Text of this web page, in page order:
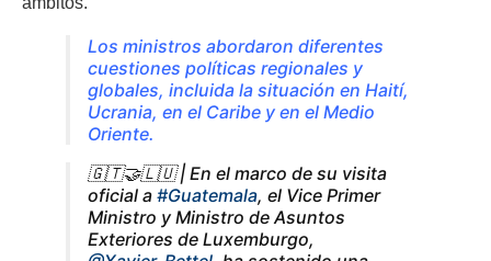
Los ministros abordaron diferentes
cuestiones políticas regionales y
globales, incluida la situación en Haití,
Ucrania, en el Caribe y en el Medio
Oriente.
🇬🇹🤝🇱🇺 | En el marco de su visita
oficial a #Guatemala, el Vice Primer
Ministro y Ministro de Asuntos
Exteriores de Luxemburgo,